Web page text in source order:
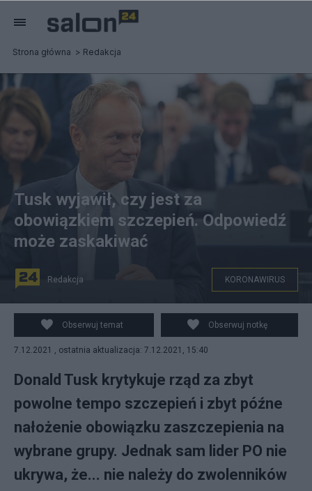
Strona główna Redakcja
Donald Tusk nie jest za obowiązkowymi szczepieniami
na koronawirusa! Fot. Wikimedia Commons
Tusk wyjawił, czy jest za
obowiązkiem szczepień. Odpowiedź
może zaskakiwać
Redakcja KORONAWIRUS
Obserwuj temat Obserwuj notkę
7.12.2021 , ostatnia aktualizacja: 7.12.2021, 15:40
Donald Tusk krytykuje rząd za zbyt
powolne tempo szczepień i zbyt późne
nałożenie obowiązku zaszczepienia na
wybrane grupy. Jednak sam lider PO nie
ukrywa, że... nie należy do zwolenników